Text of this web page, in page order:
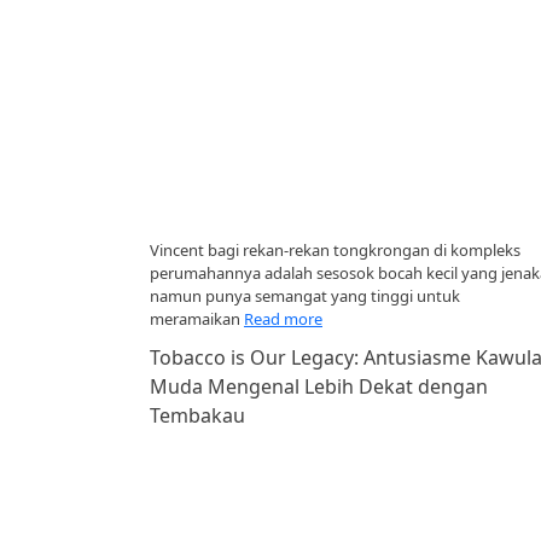
Vincent bagi rekan-rekan tongkrongan di kompleks
perumahannya adalah sesosok bocah kecil yang
namun punya semangat yang tinggi untuk
meramaikan Read more
Tobacco is Our Legacy: Antusiasme Kawula
Muda Mengenal Lebih Dekat dengan
Tembakau